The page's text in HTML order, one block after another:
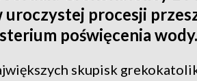
procesji
poświęcenia wody.
skupisk